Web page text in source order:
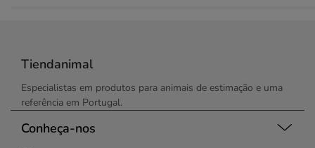
Tiendanimal
Especialistas em produtos para animais de estimação e uma
referência em Portugal.
Conheça-nos